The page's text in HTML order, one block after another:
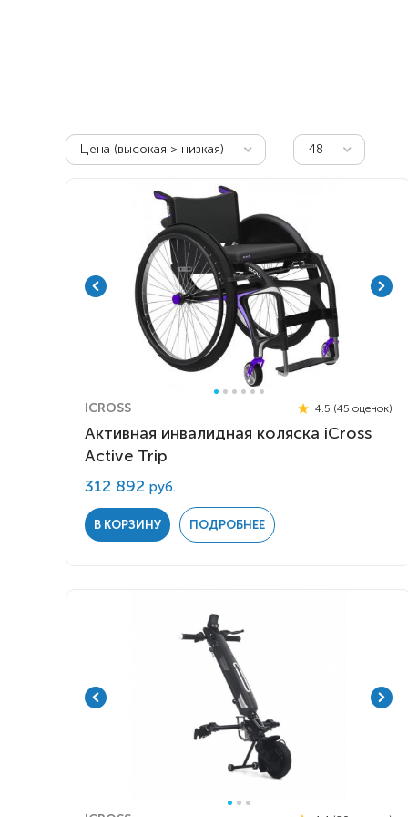
Цена (высокая > низкая) 48
ICROSS 4.5 (45 оценок)
Активная инвалидная коляска iCross
Active Trip
312 892 руб.
В КОРЗИНУ ПОДРОБНЕЕ